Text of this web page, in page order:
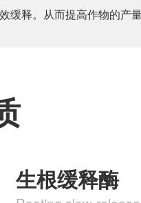
释。从而提高作物的产量
生根缓释酶